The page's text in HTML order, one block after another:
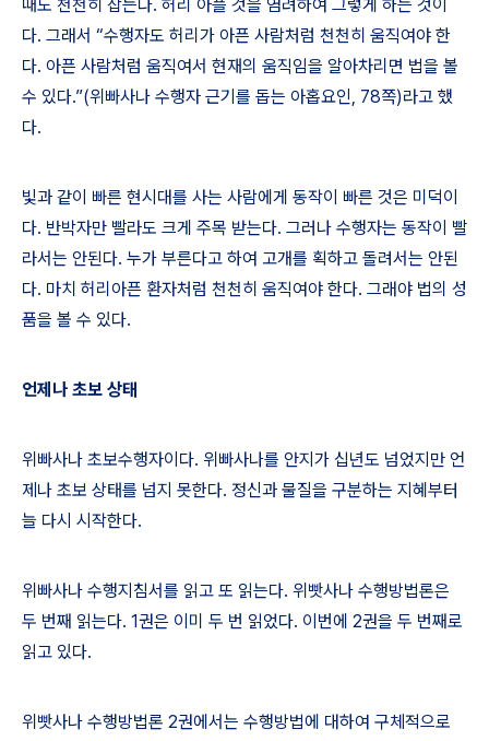
때도 천천히 잡는다. 허리 아플 것을 염려하여 그렇게 하는 것이
다. 그래서 “수행자도 허리가 아픈 사람처럼 천천히 움직여야 한
다. 아픈 사람처럼 움직여서 현재의 움직임을 알아차리면 법을 볼
수 있다.”(위빠사나 수행자 근기를 돕는 아홉요인, 78쪽)라고 했
다.
빛과 같이 빠른 현시대를 사는 사람에게 동작이 빠른 것은 미덕이
다. 반박자만 빨라도 크게 주목 받는다. 그러나 수행자는 동작이 빨
라서는 안된다. 누가 부른다고 하여 고개를 획하고 돌려서는 안된
다. 마치 허리아픈 환자처럼 천천히 움직여야 한다. 그래야 법의 성
품을 볼 수 있다.
언제나 초보 상태
위빠사나 초보수행자이다. 위빠사나를 안지가 십년도 넘었지만 언
제나 초보 상태를 넘지 못한다. 정신과 물질을 구분하는 지혜부터
늘 다시 시작한다.
위빠사나 수행지침서를 읽고 또 읽는다. 위빳사나 수행방법론은
두 번째 읽는다. 1권은 이미 두 번 읽었다. 이번에 2권을 두 번째로
읽고 있다.
위빳사나 수행방법론 2권에서는 수행방법에 대하여 구체적으로